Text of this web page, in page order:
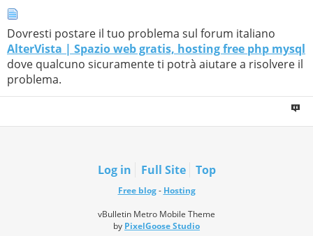
Dovresti postare il tuo problema sul forum italiano
AlterVista | Spazio web gratis, hosting free php mysql
dove qualcuno sicuramente ti potrà aiutare a risolvere il
problema.
Log in Full Site Top
Free blog- Hosting
vBulletin Metro Mobile Theme
by PixelGoose Studio